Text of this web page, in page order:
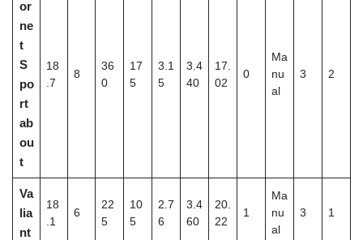
or
ne
t
S
po
rt
ab
ou
t
18
.7
8
36
0
17
5
3.1
5
3.4
40
17.
02
0
Ma
nu
al
3 2
Va
lia
nt
18
.1
6
22
5
10
5
2.7
6
3.4
60
20.
22
1
Ma
nu
al
3 1